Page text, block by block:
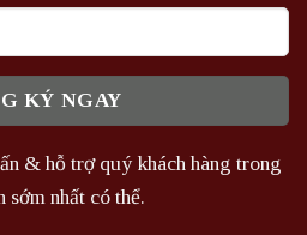
& hỗ trợ quý khách hàng trong
sớm nhất có thể.